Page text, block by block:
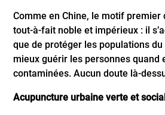
Comme en Chine, le motif
tout-à-fait noble et impérieux : il
que de protéger les populations
mieux guérir les personnes quand
contaminées. Aucun doute là-
Acupuncture urbaine verte et